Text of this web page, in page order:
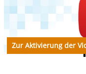
Zur Aktivierung der